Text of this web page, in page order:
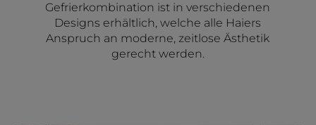
Gefrierkombination ist in verschiedenen
Designs erhältlich, welche alle Haiers
Anspruch an moderne, zeitlose Ästhetik
gerecht werden.